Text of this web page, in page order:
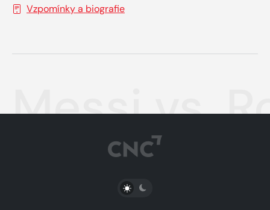
Vzpomínky a biografie
Messi vs.
PŘEPNOUT SVĚTLÝ/TMAVÝ REŽIM